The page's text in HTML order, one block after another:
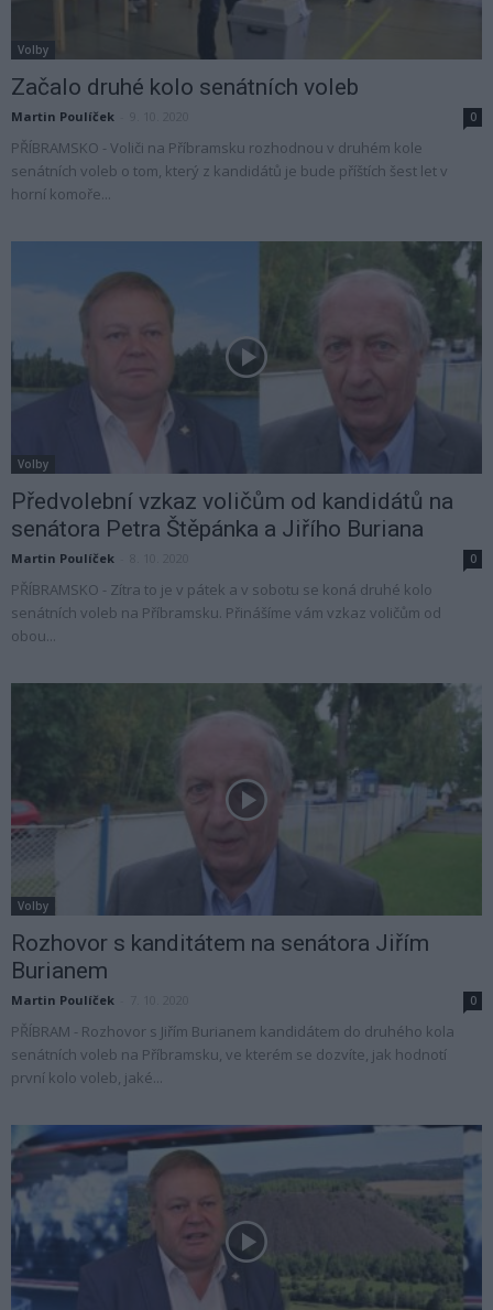
Volby
Začalo druhé kolo senátních voleb
Martin Poulíček 0
PŘÍBRAMSKO - Voliči na Příbramsku rozhodnou v druhém kole
senátních voleb o tom, který z kandidátů je bude příštích šest let v
horní komoře...
Volby
Předvolební vzkaz voličům od kandidátů na
senátora Petra Štěpánka a Jiřího Buriana
Martin Poulíček 0
PŘÍBRAMSKO - Zítra to je v pátek a v sobotu se koná druhé kolo
senátních voleb na Příbramsku. Přinášíme vám vzkaz voličům od
obou...
Volby
Rozhovor s kanditátem na senátora Jiřím
Burianem
Martin Poulíček 0
PŘÍBRAM - Rozhovor s Jiřím Burianem kandidátem do druhého kola
senátních voleb na Příbramsku, ve kterém se dozvíte, jak hodnotí
první kolo voleb, jaké...